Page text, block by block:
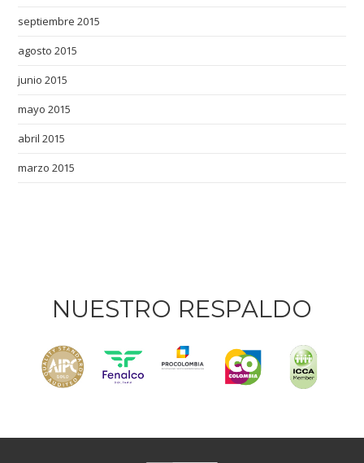
septiembre 2015
agosto 2015
junio 2015
mayo 2015
abril 2015
marzo 2015
NUESTRO RESPALDO